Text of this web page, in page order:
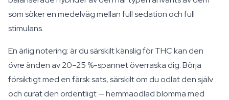
som söker en medelväg mellan full sedation och full
stimulans.
En ärlig notering: är du särskilt känslig för THC kan den
övre änden av 20–25 %-spannet överraska dig. Börja
försiktigt med en färsk sats, särskilt om du odlat den själv
och curat den ordentligt — hemmaodlad blomma med